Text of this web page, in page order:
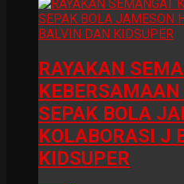
RAYAKAN
SEPAK BOLA
KOLABORASI J
KIDSUPER